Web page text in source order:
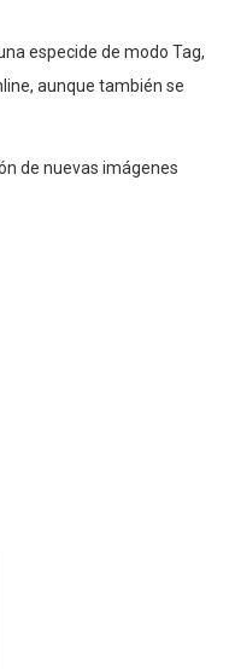
especide de modo Tag,
aunque también se
de nuevas imágenes